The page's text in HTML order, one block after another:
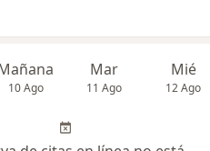
10 Ago
Mar
11 Ago
Mié
12 Ago